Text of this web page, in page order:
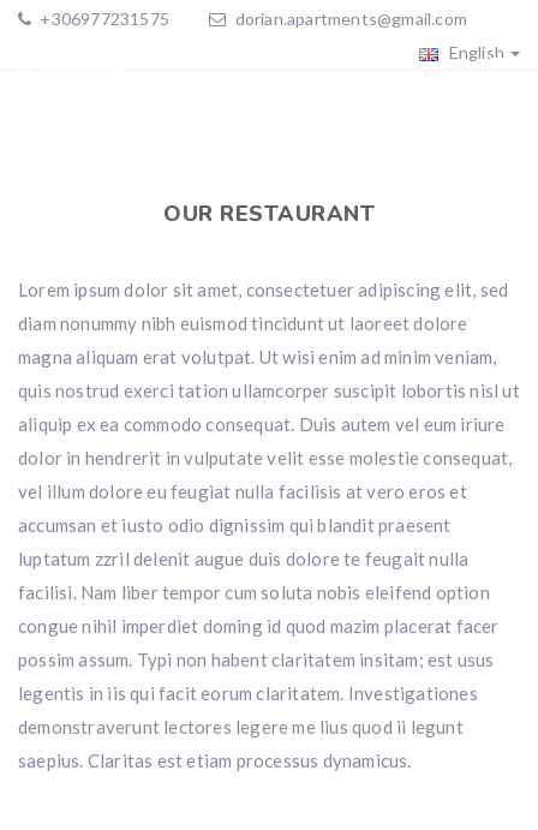
+306977231575
dorian.apartments@gmail.com
English
OUR RESTAURANT
Lorem ipsum dolor sit amet, consectetuer adipiscing elit, sed
diam nonummy nibh euismod tincidunt ut laoreet dolore
magna aliquam erat volutpat. Ut wisi enim ad minim veniam,
quis nostrud exerci tation ullamcorper suscipit lobortis nisl ut
aliquip ex ea commodo consequat. Duis autem vel eum iriure
dolor in hendrerit in vulputate velit esse molestie consequat,
vel illum dolore eu feugiat nulla facilisis at vero eros et
accumsan et iusto odio dignissim qui blandit praesent
luptatum zzril delenit augue duis dolore te feugait nulla
facilisi. Nam liber tempor cum soluta nobis eleifend option
congue nihil imperdiet doming id quod mazim placerat facer
possim assum. Typi non habent claritatem insitam; est usus
legentis in iis qui facit eorum claritatem. Investigationes
demonstraverunt lectores legere me lius quod ii legunt
saepius. Claritas est etiam processus dynamicus.